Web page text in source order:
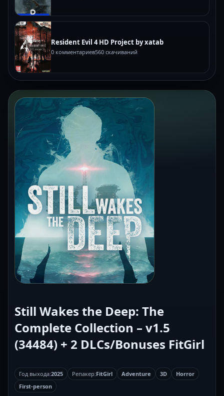
Resident Evil 4 HD Project by xatab
0 комментариев560 скачиваний
Still Wakes the Deep: The
Complete Collection – v1.5
(34484) + 2 DLCs/Bonuses FitGirl
Год выхода:2025 Репакер:FitGirl Adventure 3D
Horror
First-person